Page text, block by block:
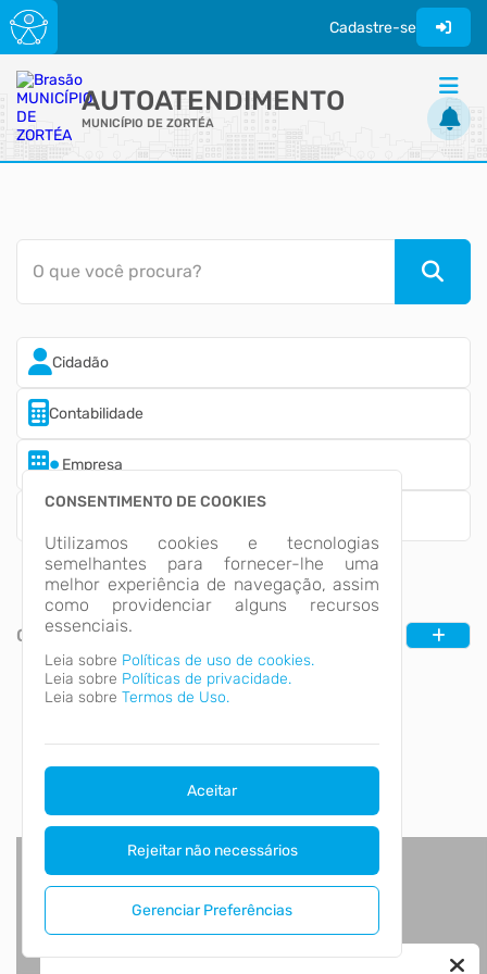
Cadastre-se
AUTOATENDIMENTO
MUNICÍPIO DE ZORTÉA
Cidadão
Transparência
O que você procura?
Cidadão
Contabilidade
Empresa
CATEGORIAS
CONSENTIMENTO DE COOKIES
Utilizamos cookies e tecnologias
semelhantes para fornecer-lhe uma
melhor experiência de navegação, assim
como providenciar alguns recursos
essenciais.
Leia sobre Políticas de uso de cookies.
Leia sobre Políticas de privacidade.
Leia sobre Termos de Uso.
Aceitar
Rejeitar não necessários
Gerenciar Preferências